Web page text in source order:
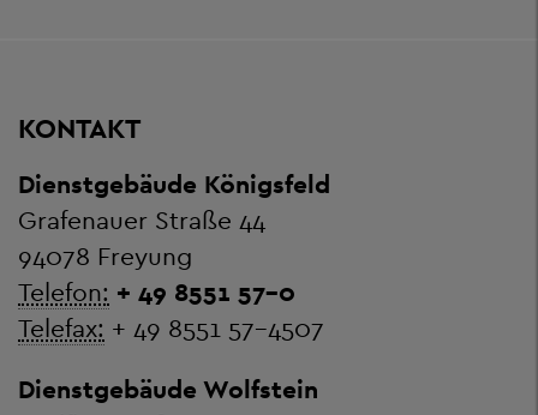
KONTAKT
Dienstgebäude Königsfeld
Grafenauer Straße 44
94078 Freyung
Telefon: + 49 8551 57-0
Telefax: + 49 8551 57-4507
Dienstgebäude Wolfstein